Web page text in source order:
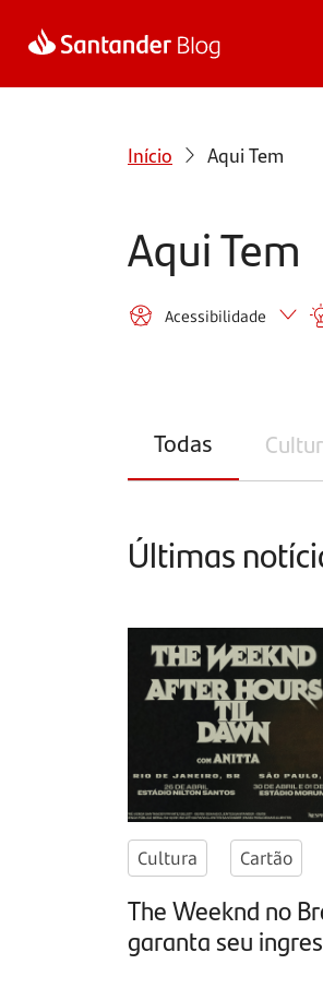
Início Aqui Tem
Aqui Tem
Acessibilidade
Todas
Últimas
Cultura Cartão
The Weeknd no
garanta seu